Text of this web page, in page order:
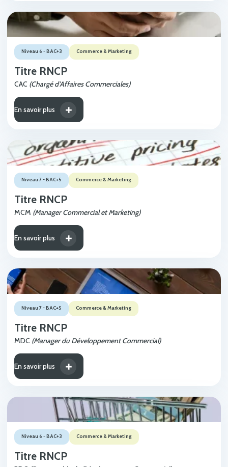
CAC (Chargé d’Affaires Commerciales)
Titre RNCP
Niveau 6 - BAC+3 Commerce & Marketing
En savoir plus
MCM (Manager Commercial et Marketing)
Titre RNCP
Niveau 7 - BAC+5 Commerce & Marketing
En savoir plus
MDC (Manager du Développement Commercial)
Titre RNCP
Niveau 7 - BAC+5 Commerce & Marketing
En savoir plus
Titre RNCP
Niveau 6 - BAC+3 Commerce & Marketing